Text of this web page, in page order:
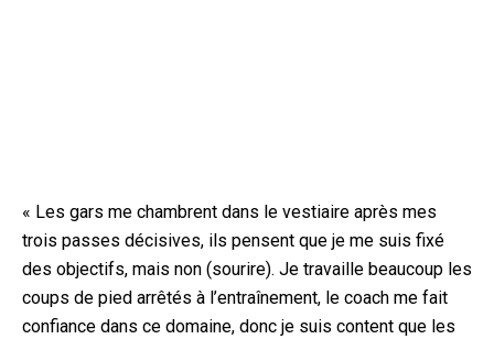
« Les gars me chambrent dans le vestiaire après mes
trois passes décisives, ils pensent que je me suis fixé
des objectifs, mais non (sourire). Je travaille beaucoup les
coups de pied arrêtés à l’entraînement, le coach me fait
confiance dans ce domaine, donc je suis content que les